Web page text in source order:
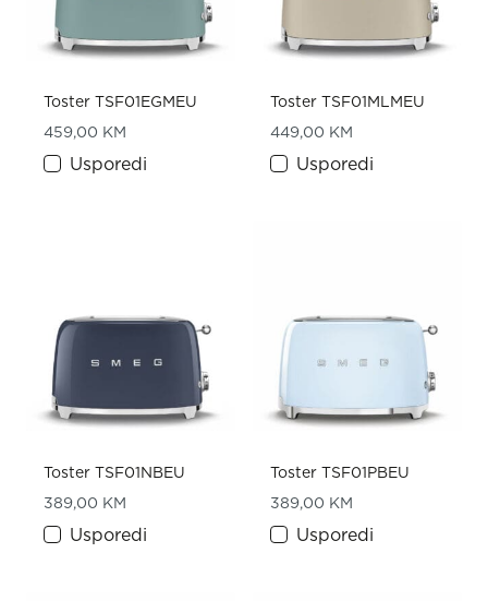
Toster TSF01EGMEU
459,00 KM
Usporedi
Toster TSF01MLMEU
449,00 KM
Usporedi
Toster TSF01NBEU
389,00 KM
Usporedi
Toster TSF01PBEU
389,00 KM
Usporedi